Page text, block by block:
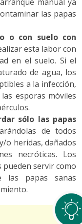
las papas
o con suelo con
esta labor con
en el suelo. Si el
de agua, los
a la infección,
esporas móviles
sólo las papas
de todos
o heridas, dañados
necróticas. Los
servir como
las papas sanas